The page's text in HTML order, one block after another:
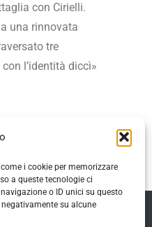
i cookie per memorizzare
a queste tecnologie ci
o ID unici su questo
su alcune
con Cirielli.
una rinnovata
tre
l’identità diccì»